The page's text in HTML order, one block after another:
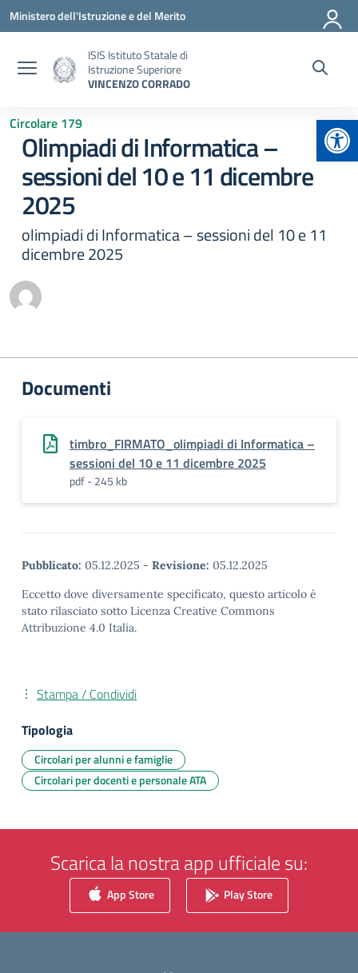
Vai ai contenuti
Vai al menu di navigazione
Vai al footer
Ministero dell'Istruzione e del Merito
ISIS Istituto Statale di
Istruzione Superiore
VINCENZO CORRADO
Circolare 179
Olimpiadi di Informatica –
sessioni del 10 e 11 dicembre
2025
olimpiadi di Informatica – sessioni del 10 e 11
dicembre 2025
Documenti
timbro_FIRMATO_olimpiadi di Informatica –
sessioni del 10 e 11 dicembre 2025
pdf - 245 kb
Pubblicato: 05.12.2025 - Revisione: 05.12.2025
Eccetto dove diversamente specificato, questo articolo è
stato rilasciato sotto Licenza Creative Commons
Attribuzione 4.0 Italia.
Stampa / Condividi
Tipologia
Circolari per alunni e famiglie
Circolari per docenti e personale ATA
Scarica la nostra app ufficiale su:
App Store Play Store